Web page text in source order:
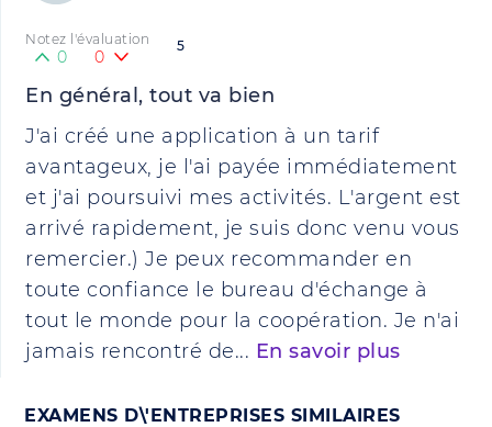
5
Notez l'évaluation
0 0
En général, tout va bien
J'ai créé une application à un tarif
avantageux, je l'ai payée immédiatement
et j'ai poursuivi mes activités. L'argent est
arrivé rapidement, je suis donc venu vous
remercier.) Je peux recommander en
toute confiance le bureau d'échange à
tout le monde pour la coopération. Je n'ai
jamais rencontré de... En savoir plus
EXAMENS D\'ENTREPRISES SIMILAIRES